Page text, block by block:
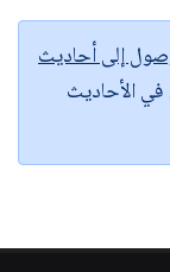
إلى أحاديث
الأحاديث